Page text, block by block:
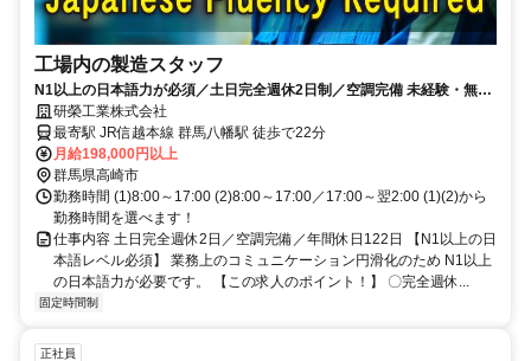
工場内の製造スタッフ
N1以上の日本語力が必須／土日完全週休2日制／空調完備 未経験・無資
格OK／日勤・2交替選べます！
研榮工業株式会社
最寄駅 JR信越本線 群馬八幡駅 徒歩で22分
月給198,000円以上
群馬県高崎市
勤務時間 (1)8:00～17:00 (2)8:00～17:00／17:00～翌2:00 (1)(2)から
勤務時間を選べます！
仕事内容 土日完全週休2日／空調完備／年間休日122日 【N1以上の日
本語レベル必須】 業務上のコミュニケーション円滑化のため N1以上
の日本語力が必要です。 【この求人のポイント！】 〇完全週休...
固定時間制
正社員